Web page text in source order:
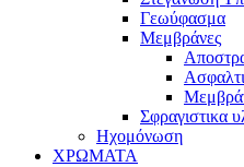
Γεωύφασμα
Μεμβράνες
Σφραγιστικα
Ηχομόνωση
ΧΡΩΜΑΤΑ